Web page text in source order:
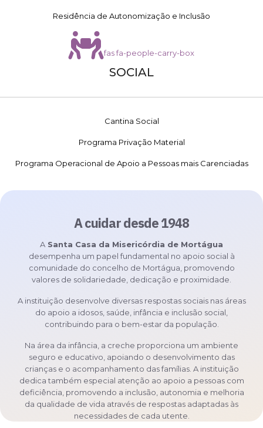
Residência de Autonomização e Inclusão
fas fa-people-carry-box
SOCIAL
Cantina Social
Programa Privação Material
Programa Operacional de Apoio a Pessoas mais Carenciadas
A cuidar desde 1948
A Santa Casa da Misericórdia de Mortágua
desempenha um papel fundamental no apoio social à
comunidade do concelho de Mortágua, promovendo
valores de solidariedade, dedicação e proximidade.
A instituição desenvolve diversas respostas sociais nas áreas
do apoio a idosos, saúde, infância e inclusão social,
contribuindo para o bem-estar da população.
Na área da infância, a creche proporciona um ambiente
seguro e educativo, apoiando o desenvolvimento das
crianças e o acompanhamento das famílias. A instituição
dedica também especial atenção ao apoio a pessoas com
deficiência, promovendo a inclusão, autonomia e melhoria
da qualidade de vida através de respostas adaptadas às
necessidades de cada utente.